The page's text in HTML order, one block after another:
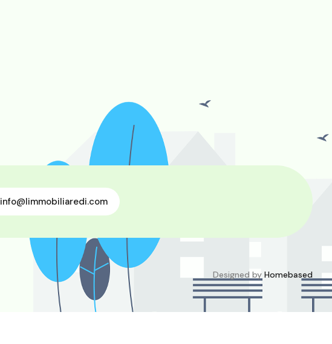
info@limmobiliaredi.com
Designed by Homebased